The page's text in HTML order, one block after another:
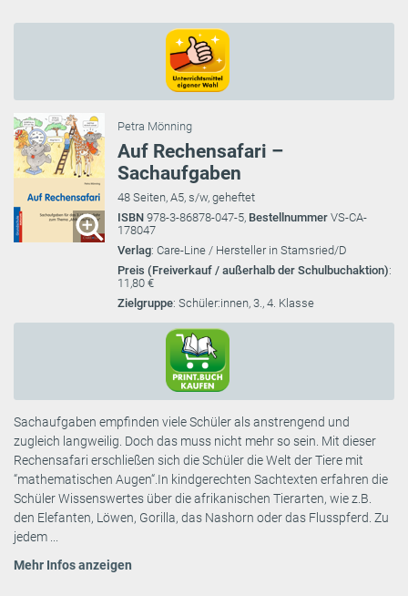
Petra Mönning
Auf Rechensafari –
Sachaufgaben
48 Seiten, A5, s/w, geheftet
ISBN 978-3-86878-047-5, Bestellnummer VS-CA-
178047
Verlag: Care-Line / Hersteller in Stamsried/D
Preis (Freiverkauf / außerhalb der Schulbuchaktion):
11,80 €
Zielgruppe: Schüler:innen, 3., 4. Klasse
Sachaufgaben empfinden viele Schüler als anstrengend und
zugleich langweilig. Doch das muss nicht mehr so sein. Mit dieser
Rechensafari erschließen sich die Schüler die Welt der Tiere mit
“mathematischen Augen“.In kindgerechten Sachtexten erfahren die
Schüler Wissenswertes über die afrikanischen Tierarten, wie z.B.
den Elefanten, Löwen, Gorilla, das Nashorn oder das Flusspferd. Zu
jedem ...
Mehr Infos anzeigen